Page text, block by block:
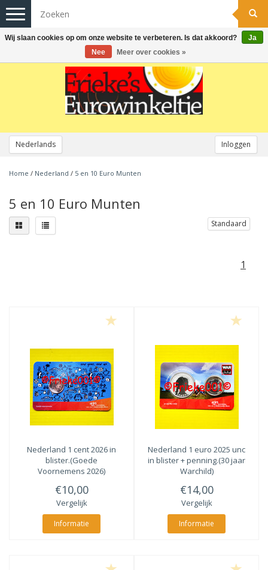
Nederlands Inloggen
Toggle
navigation
Home / Nederland / 5 en 10 Euro Munten
5 en 10 Euro Munten
Standaard
1
Nederland 1 cent 2026 in
blister.(Goede
Voornemens 2026)
€10,00
Vergelijk
Informatie
Nederland 1 euro 2025 unc
in blister + penning.(30 jaar
Warchild)
€14,00
Vergelijk
Informatie
Wij slaan cookies op om onze website te verbeteren. Is dat akkoord?
Ja
Nee
Meer over cookies »